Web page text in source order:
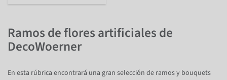
Ramos de flores artificiales de
DecoWoerner
En esta rúbrica encontrará una gran selección de ramos y bouquets